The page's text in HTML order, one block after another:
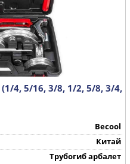
(1/4, 5/16, 3/8, 1/2, 5/8, 3/4,
Becool
Китай
Трубогиб арбалет